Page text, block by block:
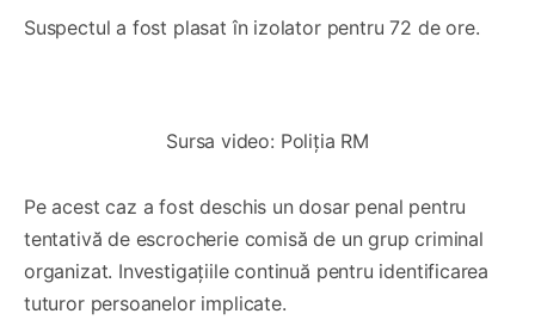
Suspectul a fost plasat în izolator pentru 72 de ore.
Sursa video: Poliția RM
Pe acest caz a fost deschis un dosar penal pentru
tentativă de escrocherie comisă de un grup criminal
organizat. Investigațiile continuă pentru identificarea
tuturor persoanelor implicate.